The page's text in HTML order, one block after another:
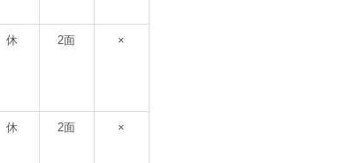
休 2面 ×
休 2面 ×